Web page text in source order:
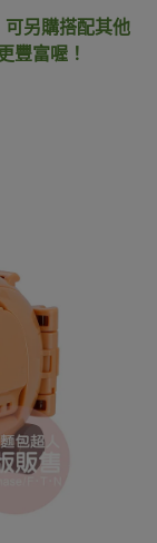
另購搭配其他
豐富喔！